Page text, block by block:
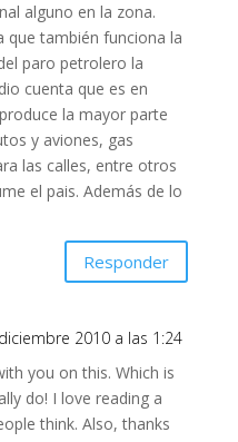
alguno en la zona.
que también funciona la
paro petrolero la
cuenta que es en
la mayor parte
y aviones, gas
las calles, entre otros
el pais. Además de lo
Responder
2010 a las 1:24
you on this. Which is
do! I love reading a
think. Also, thanks